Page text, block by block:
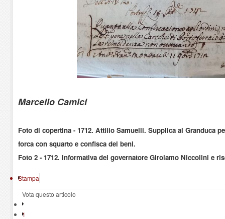
Marcello Camici
Foto di copertina - 1712. Attilio Samuelli. Supplica al Granduca
forca con squarto e confisca dei beni.
Foto 2 - 1712. Informativa del governatore Girolamo Niccolini e
Stampa
Vota questo articolo
1